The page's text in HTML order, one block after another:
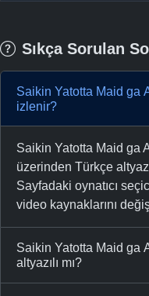
Sıkça Sorulan
Saikin Yatotta Maid ga
izlenir?
Saikin Yatotta Maid ga
üzerinden Türkçe
Sayfadaki oynatıcı
video kaynaklarını
Saikin Yatotta Maid ga
altyazılı mı?